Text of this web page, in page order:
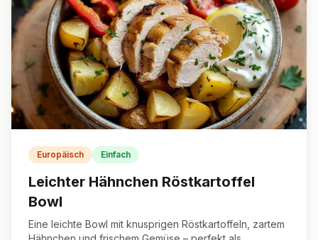
Europäisch Einfach
Leichter Hähnchen Röstkartoffel
Bowl
Eine leichte Bowl mit knusprigen Röstkartoffeln, zartem